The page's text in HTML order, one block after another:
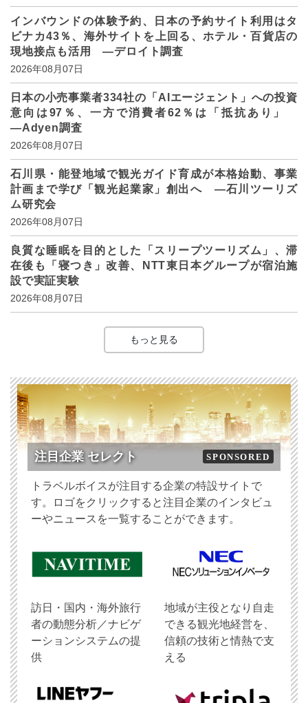
インバウンドの体験予約、日本の予約サイト利用はタ
ビナカ43％、海外サイトを上回る、ホテル・百貨店の
現地接点も活用 ―デロイト調査
2026年08月07日
日本の小売事業者334社の「AIエージェント」への投資
意向は97％、一方で消費者62％は「抵抗あり」
―Adyen調査
2026年08月07日
石川県・能登地域で観光ガイド育成が本格始動、事業
計画まで学び「観光起業家」創出へ ―石川ツーリズ
ム研究会
2026年08月07日
良質な睡眠を目的とした「スリープツーリズム」、滞
在後も「寝つき」改善、NTT東日本グループが宿泊施
設で実証実験
2026年08月07日
もっと見る
注目企業 セレクト SPONSORED
トラベルボイスが注目する企業の特設サイトで
す。ロゴをクリックすると注目企業のインタビュ
ーやニュースを一覧することができます。
訪日・国内・海外旅行
者の動態分析／ナビゲ
ーションシステムの提
供
地域が主役となり自走
できる観光地経営を、
信頼の技術と情熱で支
える